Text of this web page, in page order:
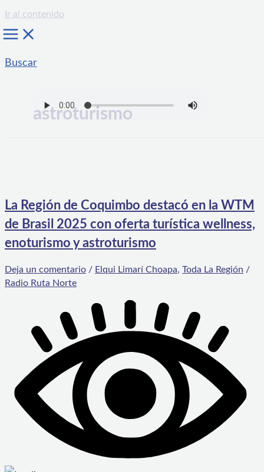
Ir al contenido
Buscar
astroturismo
La Región de Coquimbo destacó en la WTM
de Brasil 2025 con oferta turística wellness,
enoturismo y astroturismo
Deja un comentario / Elqui Limarí Choapa, Toda La Región /
Radio Ruta Norte